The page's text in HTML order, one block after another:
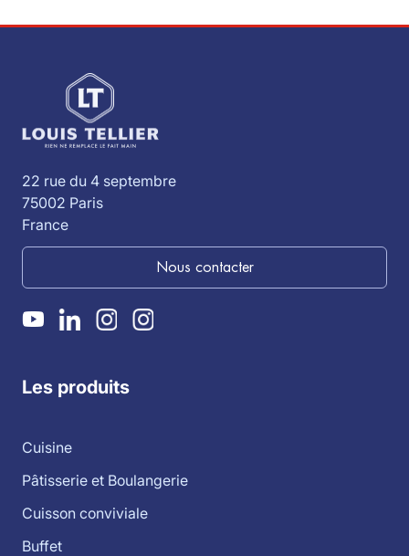
22 rue du 4 septembre
75002 Paris
France
Nous contacter
Les produits
Cuisine
Pâtisserie et Boulangerie
Cuisson conviviale
Buffet